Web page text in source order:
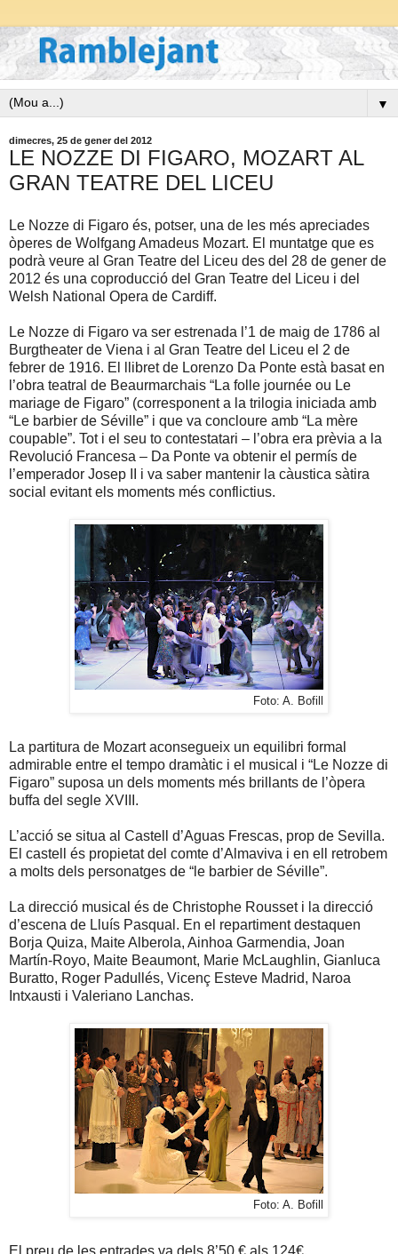
▼
dimecres, 25 de gener del 2012
LE NOZZE DI FIGARO, MOZART AL
GRAN TEATRE DEL LICEU
Le Nozze di Figaro és, potser, una de les més apreciades
òperes de Wolfgang Amadeus Mozart. El muntatge que es
podrà veure al Gran Teatre del Liceu des del 28 de gener de
2012 és una coproducció del Gran Teatre del Liceu i del
Welsh National Opera de Cardiff.
Le Nozze di Figaro va ser estrenada l’1 de maig de 1786 al
Burgtheater de Viena i al Gran Teatre del Liceu el 2 de
febrer de 1916. El llibret de Lorenzo Da Ponte està basat en
l’obra teatral de Beaurmarchais “La folle journée ou Le
mariage de Figaro” (corresponent a la trilogia iniciada amb
“Le barbier de Séville” i que va concloure amb “La mère
coupable”. Tot i el seu to contestatari – l’obra era prèvia a la
Revolució Francesa – Da Ponte va obtenir el permís de
l’emperador Josep II i va saber mantenir la càustica sàtira
social evitant els moments més conflictius.
Foto: A. Bofill
La partitura de Mozart aconsegueix un equilibri formal
admirable entre el tempo dramàtic i el musical i “Le Nozze di
Figaro” suposa un dels moments més brillants de l’òpera
buffa del segle XVIII.
L’acció se situa al Castell d’Aguas Frescas, prop de Sevilla.
El castell és propietat del comte d’Almaviva i en ell retrobem
a molts dels personatges de “le barbier de Séville”.
La direcció musical és de Christophe Rousset i la direcció
d’escena de Lluís Pasqual. En el repartiment destaquen
Borja Quiza, Maite Alberola, Ainhoa Garmendia, Joan
Martín-Royo, Maite Beaumont, Marie McLaughlin, Gianluca
Buratto, Roger Padullés, Vicenç Esteve Madrid, Naroa
Intxausti i Valeriano Lanchas.
Foto: A. Bofill
El preu de les entrades va dels 8’50 € als 124€.